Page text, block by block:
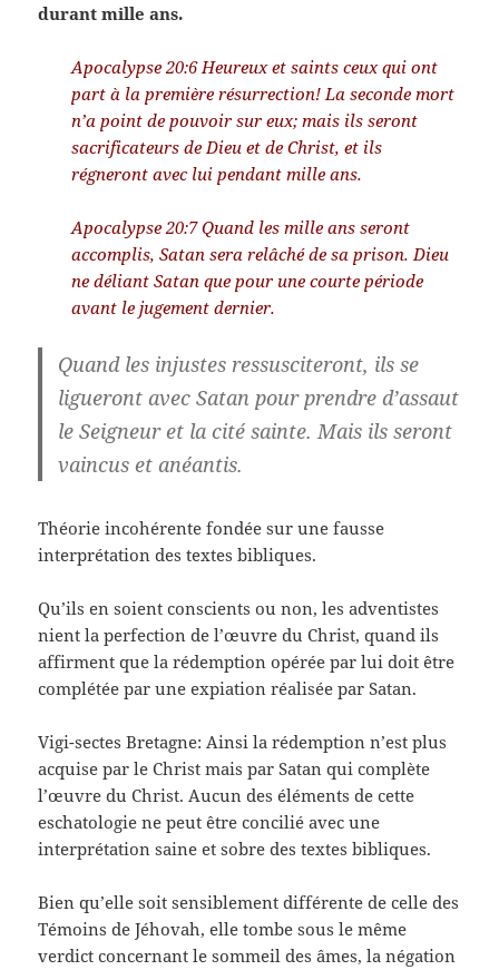
durant mille ans.
Apocalypse 20:6 Heureux et saints ceux qui ont
part à la première résurrection! La seconde mort
n’a point de pouvoir sur eux; mais ils seront
sacrificateurs de Dieu et de Christ, et ils
régneront avec lui pendant mille ans.
Apocalypse 20:7 Quand les mille ans seront
accomplis, Satan sera relâché de sa prison. Dieu
ne déliant Satan que pour une courte période
avant le jugement dernier.
Quand les injustes ressusciteront, ils se
ligueront avec Satan pour prendre d’assaut
le Seigneur et la cité sainte. Mais ils seront
vaincus et anéantis.
Théorie incohérente fondée sur une fausse
interprétation des textes bibliques.
Qu’ils en soient conscients ou non, les adventistes
nient la perfection de l’œuvre du Christ, quand ils
affirment que la rédemption opérée par lui doit être
complétée par une expiation réalisée par Satan.
Vigi-sectes Bretagne: Ainsi la rédemption n’est plus
acquise par le Christ mais par Satan qui complète
l’œuvre du Christ. Aucun des éléments de cette
eschatologie ne peut être concilié avec une
interprétation saine et sobre des textes bibliques.
Bien qu’elle soit sensiblement différente de celle des
Témoins de Jéhovah, elle tombe sous le même
verdict concernant le sommeil des âmes, la négation